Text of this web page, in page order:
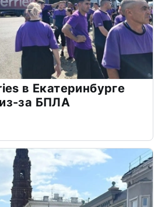
в Екатеринбурге
за БПЛА